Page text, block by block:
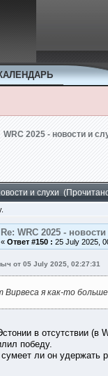
WRC 2025 - новости и
и слухи
Re: WRC 2025 -
« Ответ #150 : 25 July 2025,
от 05 July 2025, 02:27:31
Вирвеса я как-то
в отсутствии (в
победу.
ли он удержать